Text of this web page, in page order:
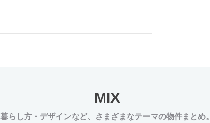
MIX
暮らし方・デザインなど、
さまざまなテーマの物件まとめ。